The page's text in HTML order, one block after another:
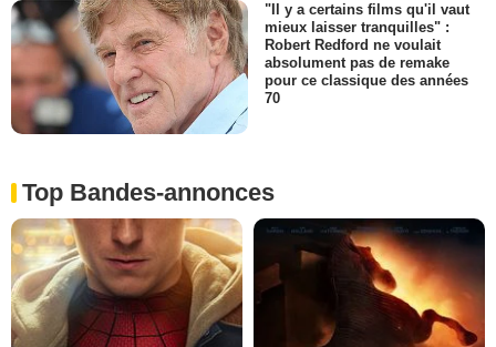
"Il y a certains films qu'il vaut
mieux laisser tranquilles" :
Robert Redford ne voulait
absolument pas de remake
pour ce classique des années
70
Top Bandes-annonces